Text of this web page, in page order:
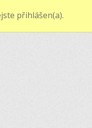
přihlášen(a).